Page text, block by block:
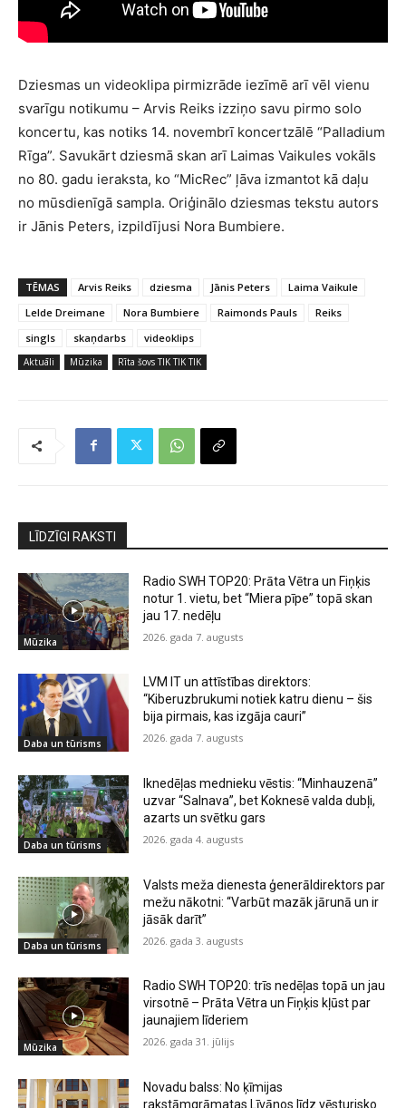
Dziesmas un videoklipa pirmizrāde iezīmē arī vēl vienu
svarīgu notikumu – Arvis Reiks izziņo savu pirmo solo
koncertu, kas notiks 14. novembrī koncertzālē “Palladium
Rīga”. Savukārt dziesmā skan arī Laimas Vaikules vokāls
no 80. gadu ieraksta, ko “MicRec” ļāva izmantot kā daļu
no mūsdienīgā sampla. Oriģinālo dziesmas tekstu autors
ir Jānis Peters, izpildījusi Nora Bumbiere.
TĒMAS Arvis Reiks dziesma Jānis Peters
Laima Vaikule
Lelde Dreimane
Nora Bumbiere Raimonds Pauls
Reiks
singls
skaņdarbs videoklips
Aktuāli Mūzika Rīta šovs TIK TIK TIK
LĪDZĪGI RAKSTI
Mūzika
Radio SWH TOP20: Prāta Vētra un Fiņķis
notur 1. vietu, bet “Miera pīpe” topā skan
jau 17. nedēļu
2026. gada 7. augusts
Daba un tūrisms
LVM IT un attīstības direktors:
“Kiberuzbrukumi notiek katru dienu – šis
bija pirmais, kas izgāja cauri”
2026. gada 7. augusts
Daba un tūrisms
Iknedēļas mednieku vēstis: “Minhauzenā”
uzvar “Salnava”, bet Koknesē valda dubļi,
azarts un svētku gars
2026. gada 4. augusts
Daba un tūrisms
Valsts meža dienesta ģenerāldirektors par
mežu nākotni: “Varbūt mazāk jārunā un ir
jāsāk darīt”
2026. gada 3. augusts
Mūzika
Radio SWH TOP20: trīs nedēļas topā un jau
virsotnē – Prāta Vētra un Fiņķis kļūst par
jaunajiem līderiem
2026. gada 31. jūlijs
Novadu balss: No ķīmijas
rakstāmgrāmatas Līvānos līdz vēsturisko